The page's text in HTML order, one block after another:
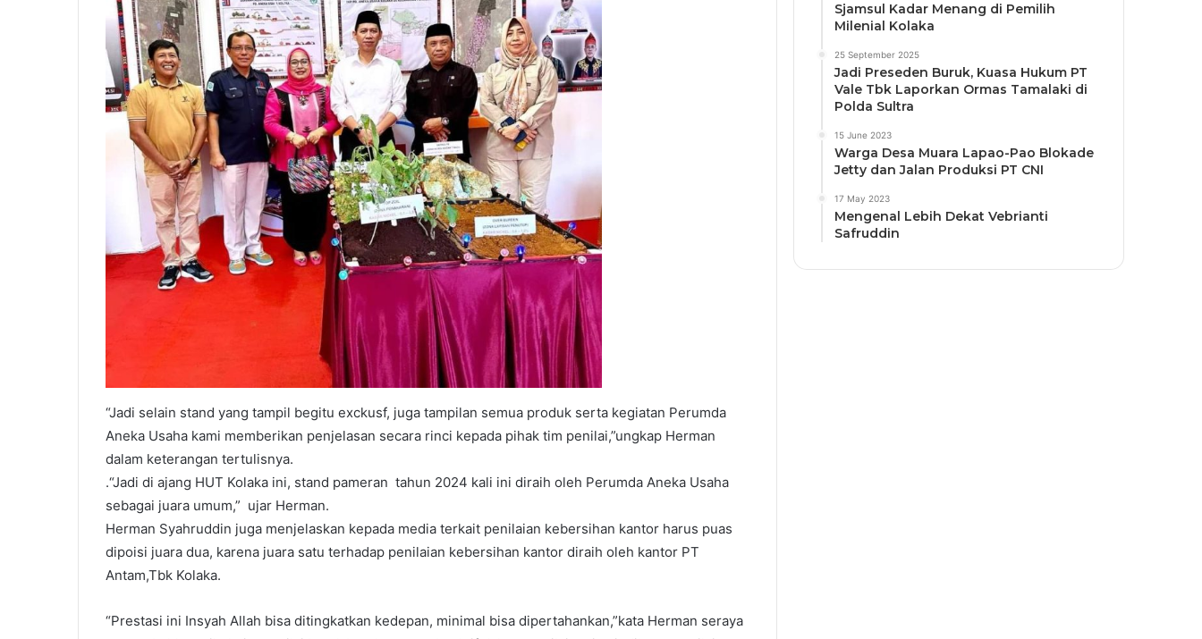
“Jadi selain stand yang tampil begitu exckusf, juga tampilan semua produk serta kegiatan Perumda
Aneka Usaha kami memberikan penjelasan secara rinci kepada pihak tim penilai,”ungkap Herman
dalam keterangan tertulisnya.
.“Jadi di ajang HUT Kolaka ini, stand pameran tahun 2024 kali ini diraih oleh Perumda Aneka Usaha
sebagai juara umum,” ujar Herman.
Herman Syahruddin juga menjelaskan kepada media terkait penilaian kebersihan kantor harus puas
dipoisi juara dua, karena juara satu terhadap penilaian kebersihan kantor diraih oleh kantor PT
Antam,Tbk Kolaka.
“Prestasi ini Insyah Allah bisa ditingkatkan kedepan, minimal bisa dipertahankan,”kata Herman seraya
Sjamsul Kadar Menang di Pemilih
Milenial Kolaka
25 September 2025
Jadi Preseden Buruk, Kuasa Hukum PT
Vale Tbk Laporkan Ormas Tamalaki di
Polda Sultra
15 June 2023
Warga Desa Muara Lapao-Pao Blokade
Jetty dan Jalan Produksi PT CNI
17 May 2023
Mengenal Lebih Dekat Vebrianti
Safruddin